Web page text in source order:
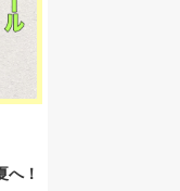
へ！